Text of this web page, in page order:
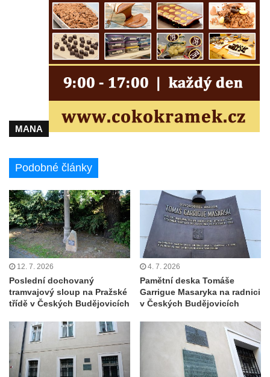
Socha Nepokořený v parku Rumburské
vzpoury v Rumburku
Pamětní deska obětem holokaustu u
židovského hřbitova v Kovanicích
úřadě v Kovanicích
Kovanicích
Pamětní deska Rudé armádě na radnici v
Pomník obětem koncentračního tábora na
hřbitově v Rychnově u Jablonce nad Nisou
Pomník pracovního nasazení vězňů
koncentračního tábora v Tovární ulici v
Rychnově u Jablonce nad Nisou
Kenotaf Alfreda Langa na hřbitově v Krásné
u Pěnčína
Krásné u Pěnčína
Kenotaf Edmunda Andera na hřbitově v
Krásné u Pěnčína
MANA
Podobné články
12. 7. 2026
Poslední dochovaný
tramvajový sloup na Pražské
třídě v Českých Budějovicích
4. 7. 2026
Pamětní deska Tomáše
Garrigue Masaryka na radnici
v Českých Budějovicích